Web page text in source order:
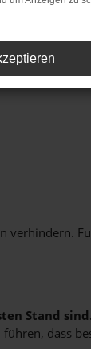
verhindern.
Stand sind.
dass